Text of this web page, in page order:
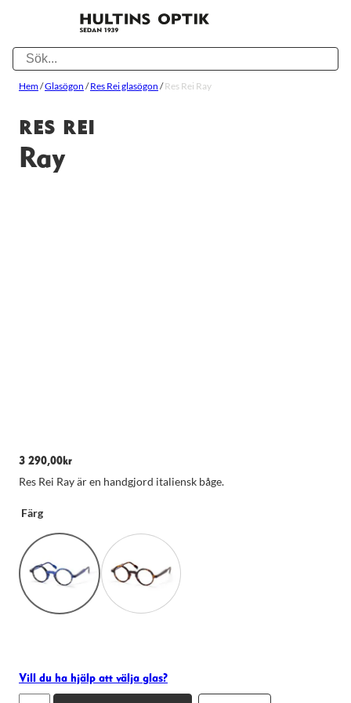
Hem/Glasögon /Res Rei glasögon /Res Rei Ray
RES REI
Ray
3 290,00 kr
Res Rei Ray är en handgjord italiensk båge.
Färg
Vill du ha hjälp att välja glas?
Nödvändiga
Dessa kakor
hemsidan
över huvud